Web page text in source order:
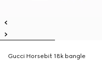
Gucci Horsebit 18k bangle